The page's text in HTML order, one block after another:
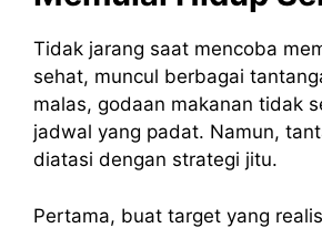
Tidak jarang saat mencoba
sehat, muncul berbagai
malas, godaan makanan tidak
jadwal yang padat. Namun,
diatasi dengan strategi jitu.
Pertama, buat target yang